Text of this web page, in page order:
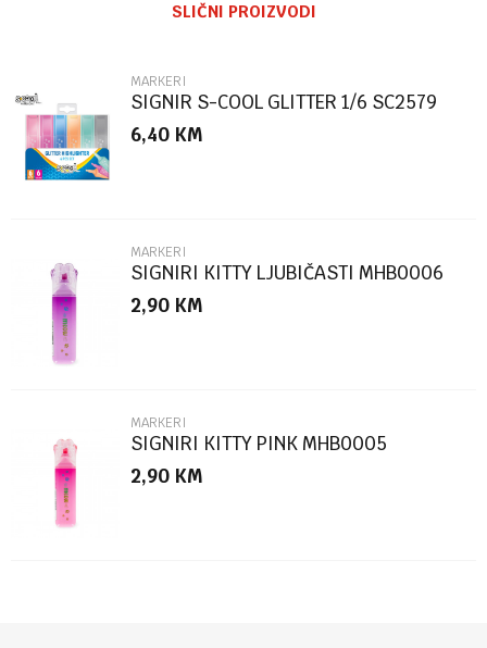
Poruka
POŠALJI
SLIČNI PROIZVODI
MARKERI
SIGNIR S-COOL GLITTER 1/6 SC2579
6,40 KM
MARKERI
SIGNIRI KITTY LJUBIČASTI MHB0006
2,90 KM
MARKERI
SIGNIRI KITTY PINK MHB0005
2,90 KM